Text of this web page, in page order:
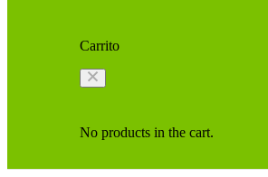
Carrito
No products in the cart.